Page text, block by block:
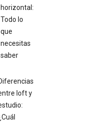
horizontal:
Todo lo
que
necesitas
saber
loft y